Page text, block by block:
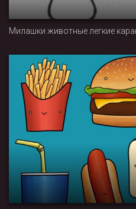
Милашки животные легкие